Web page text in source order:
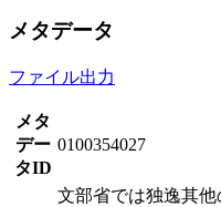
メタデータ
ファイル出力
メタ
デー
タID
0100354027
文部省では独逸其